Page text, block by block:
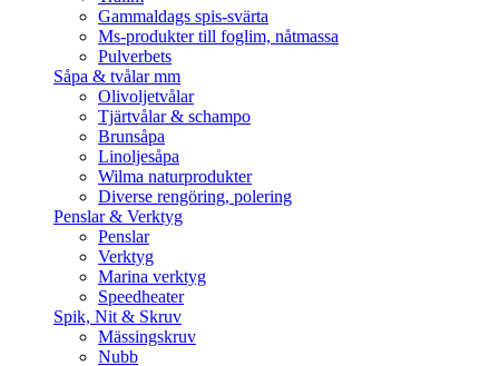
Gammaldags spis-svärta
Ms-produkter till foglim, nåtmassa
Pulverbets
Såpa & tvålar mm
Olivoljetvålar
Tjärtvålar & schampo
Brunsåpa
Linoljesåpa
Wilma naturprodukter
Diverse rengöring, polering
Penslar & Verktyg
Penslar
Verktyg
Marina verktyg
Speedheater
Spik, Nit & Skruv
Mässingskruv
Nubb